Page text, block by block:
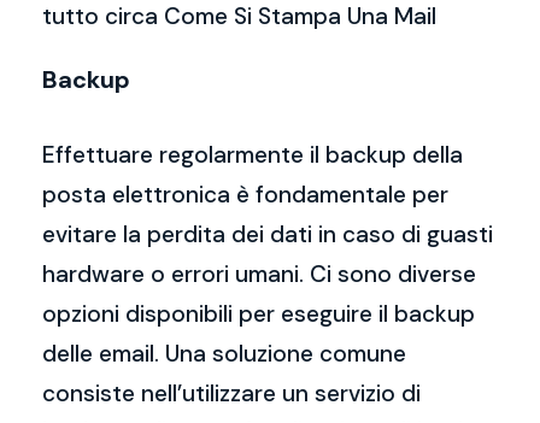
tutto circa Come Si Stampa Una Mail
Backup
Effettuare regolarmente il backup della
posta elettronica è fondamentale per
evitare la perdita dei dati in caso di guasti
hardware o errori umani. Ci sono diverse
opzioni disponibili per eseguire il backup
delle email. Una soluzione comune
consiste nell’utilizzare un servizio di